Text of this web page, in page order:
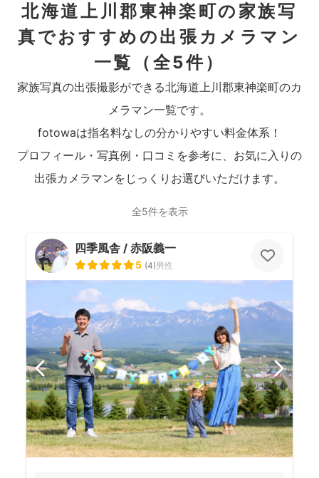
北海道上川郡東神楽町の家族写
真でおすすめの出張カメラマン
一覧
（全5件）
家族写真の出張撮影ができる北海道上川郡東神楽町のカ
メラマン一覧です。
fotowaは指名料なしの分かりやすい料金体系！
プロフィール・写真例・口コミを参考に、お気に入りの
出張カメラマンをじっくりお選びいただけます。
全5件を表示
四季風舎 / 赤阪義一
5 (4)男性